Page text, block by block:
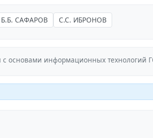
Б.Б. САФАРОВ С.С. ИБРОНОВ
основами информационных технологий